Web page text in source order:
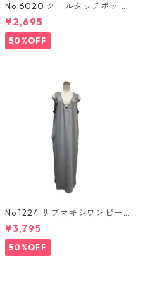
No.6020 クールタッチボック
スロゴtee
¥2,695
50%OFF
No.1224 リブマキシワンピー
ス
¥3,795
50%OFF